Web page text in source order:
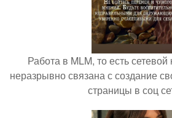
Работа в MLM, то есть
неразрывно связана с создание
страницы в соц